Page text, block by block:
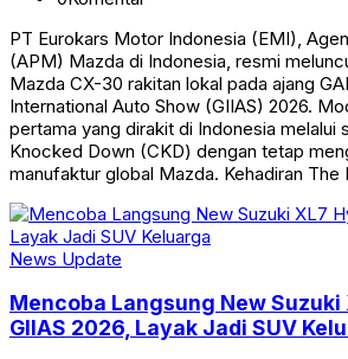
PT Eurokars Motor Indonesia (EMI),
(APM) Mazda di Indonesia, resmi
Mazda CX-30 rakitan lokal pada ajang
International Auto Show (GIIAS) 2026.
pertama yang dirakit di Indonesia melalui
Knocked Down (CKD) dengan tetap
manufaktur global Mazda. Kehadiran
News Update
Mencoba Langsung New Suzuki
GIIAS 2026, Layak Jadi SUV